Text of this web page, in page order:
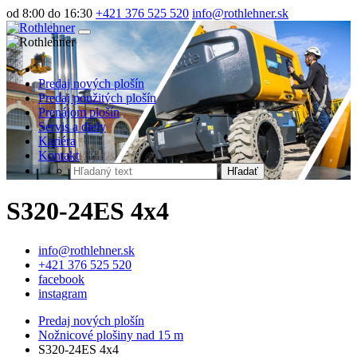
od 8:00 do 16:30 +421 376 525 520 info@rothlehner.sk
Predaj nových plošín
Predaj použitých plošín
Prenájom plošín
Servis a diely
Kariéra
Kontakt
Hľadať
S320-24ES 4x4
info@rothlehner.sk
+421 376 525 520
facebook
instagram
Predaj nových plošín
Nožnicové plošiny nad 15 m
S320-24ES 4x4